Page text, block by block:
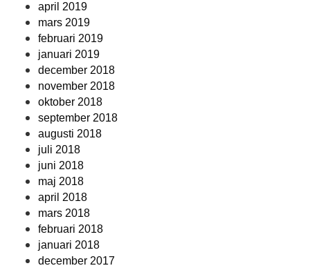
april 2019
mars 2019
februari 2019
januari 2019
december 2018
november 2018
oktober 2018
september 2018
augusti 2018
juli 2018
juni 2018
maj 2018
april 2018
mars 2018
februari 2018
januari 2018
december 2017